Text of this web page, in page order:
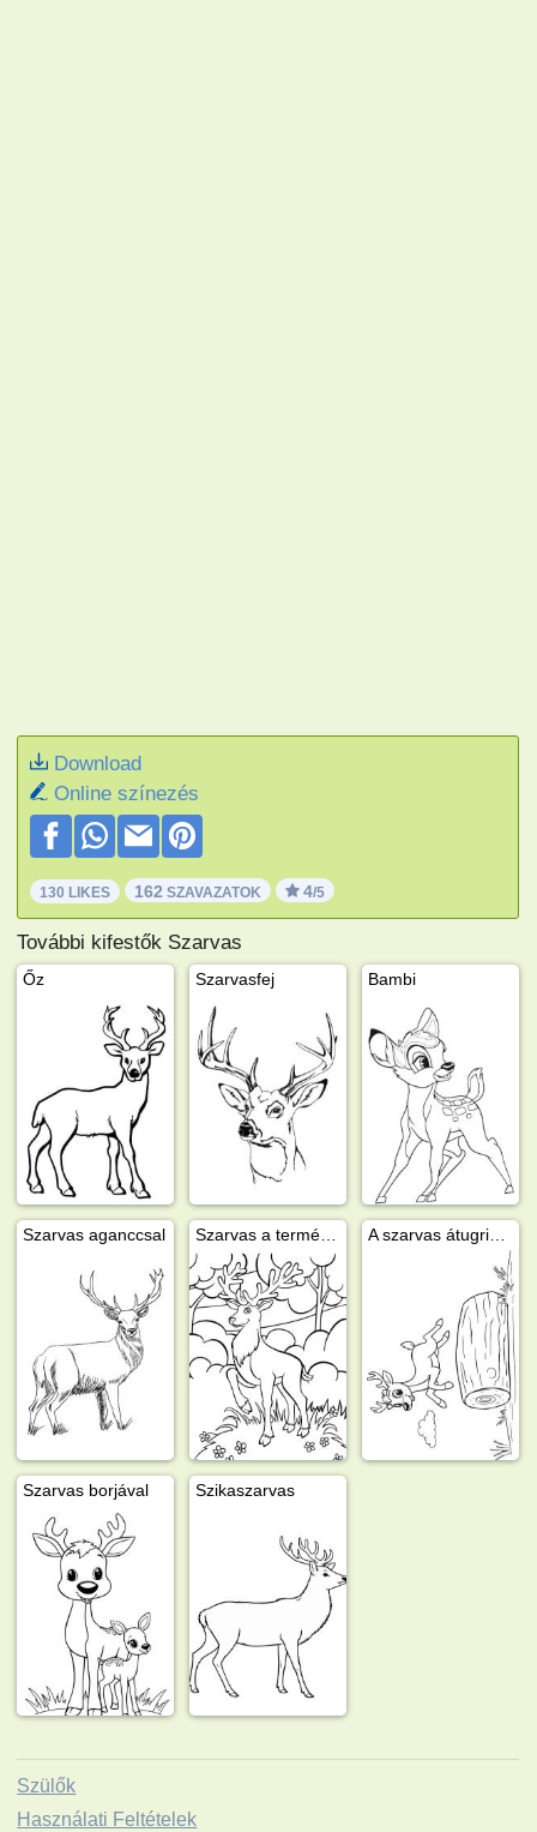
Download
Online színezés
130 LIKES 162 SZAVAZATOK 4/5
További kifestők Szarvas
Őz Szarvasfej Bambi
Szarvas aganccsal
Szarvas borjával Szikaszarvas
Szülők
Használati Feltételek